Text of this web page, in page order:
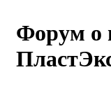
Форум о